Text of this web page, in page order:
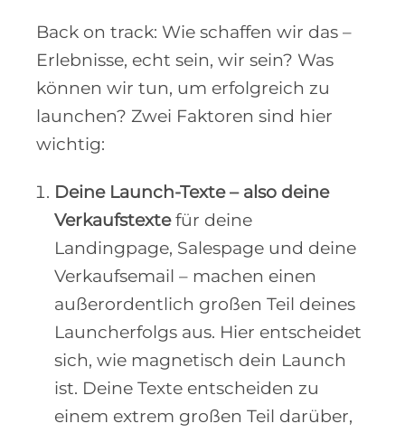
Back on track: Wie schaffen wir das –
Erlebnisse, echt sein, wir sein? Was
können wir tun, um erfolgreich zu
launchen? Zwei Faktoren sind hier
wichtig:
Deine Launch-Texte – also deine
Verkaufstextefür deine
Landingpage, Salespage und deine
Verkaufsemail – machen einen
außerordentlich großen Teil deines
Launcherfolgs aus. Hier entscheidet
sich, wie magnetisch dein Launch
ist. Deine Texte entscheiden zu
einem extrem großen Teil darüber,